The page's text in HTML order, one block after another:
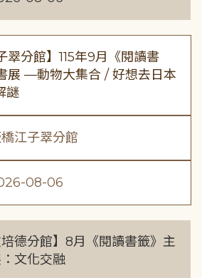
翠分館】115年9月《閱讀書
展 —動物大集合 / 好想去日本
謎
江子翠分館
08-06
培德分館】8月《閱讀書籤》主
文化交融